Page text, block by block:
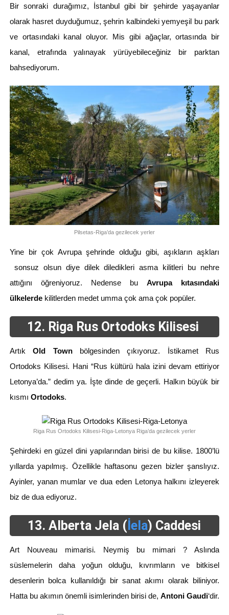
Bir sonraki durağımız, İstanbul gibi bir şehirde yaşayanlar
olarak hasret duyduğumuz, şehrin kalbindeki yemyeşil bu park
ve ortasındaki kanal oluyor. Mis gibi ağaçlar, ortasında bir
kanal, etrafında yalınayak yürüyebileceğiniz bir parktan
bahsediyorum.
Pilsetas-Riga’da gezilecek yerler
Yine bir çok Avrupa şehrinde olduğu gibi, aşıkların aşkları
sonsuz olsun diye dilek diledikleri asma kilitleri bu nehre
attığını öğreniyoruz. Nedense buAvrupa kıtasındaki
ülkelerdekilitlerden medet umma çok ama çok popüler.
12. Riga Rus Ortodoks Kilisesi
Artık Old Town bölgesinden çıkıyoruz. İstikamet Rus
Ortodoks Kilisesi. Hani “Rus kültürü hala izini devam ettiriyor
Letonya’da.” dedim ya. İşte dinde de geçerli. Halkın büyük bir
kısmı Ortodoks.
Riga Rus Ortodoks Kilisesi-Riga-Letonya Riga’da gezilecek yerler
Şehirdeki en güzel dini yapılarından birisi de bu kilise. 1800’lü
yıllarda yapılmış. Özellikle haftasonu gezen bizler şanslıyız.
Ayinler, yanan mumlar ve dua eden Letonya halkını izleyerek
biz de dua ediyoruz.
13. Alberta Jela (İela) Caddesi
Art Nouveau mimarisi. Neymiş bu mimari ? Aslında
süslemelerin daha yoğun olduğu, kıvrımların ve bitkisel
desenlerin bolca kullanıldığı bir sanat akımı olarak biliniyor.
Hatta bu akımın önemli isimlerinden birisi de, Antoni Gaudi‘dir.